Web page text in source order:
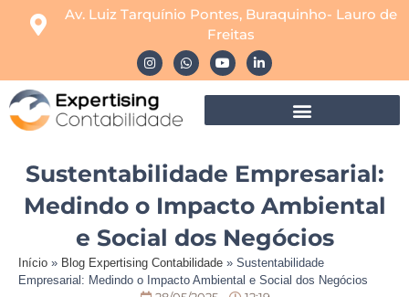
Av. Luiz Tarquínio Pontes, Buraquinho- Lauro de
Freitas
Sustentabilidade Empresarial:
Medindo o Impacto Ambiental
e Social dos Negócios
Início » Blog Expertising Contabilidade » Sustentabilidade
Empresarial: Medindo o Impacto Ambiental e Social dos Negócios